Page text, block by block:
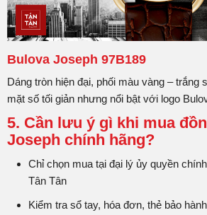
Bulova Joseph 97B189
Dáng tròn hiện đại, phối màu vàng – trắng
mặt số tối giản nhưng nổi bật với logo
5. Cần lưu ý gì khi mua
Joseph chính hãng?
Chỉ chọn mua tại đại lý ủy quyền
Tân Tân
Kiểm tra sổ tay, hóa đơn, thẻ bảo